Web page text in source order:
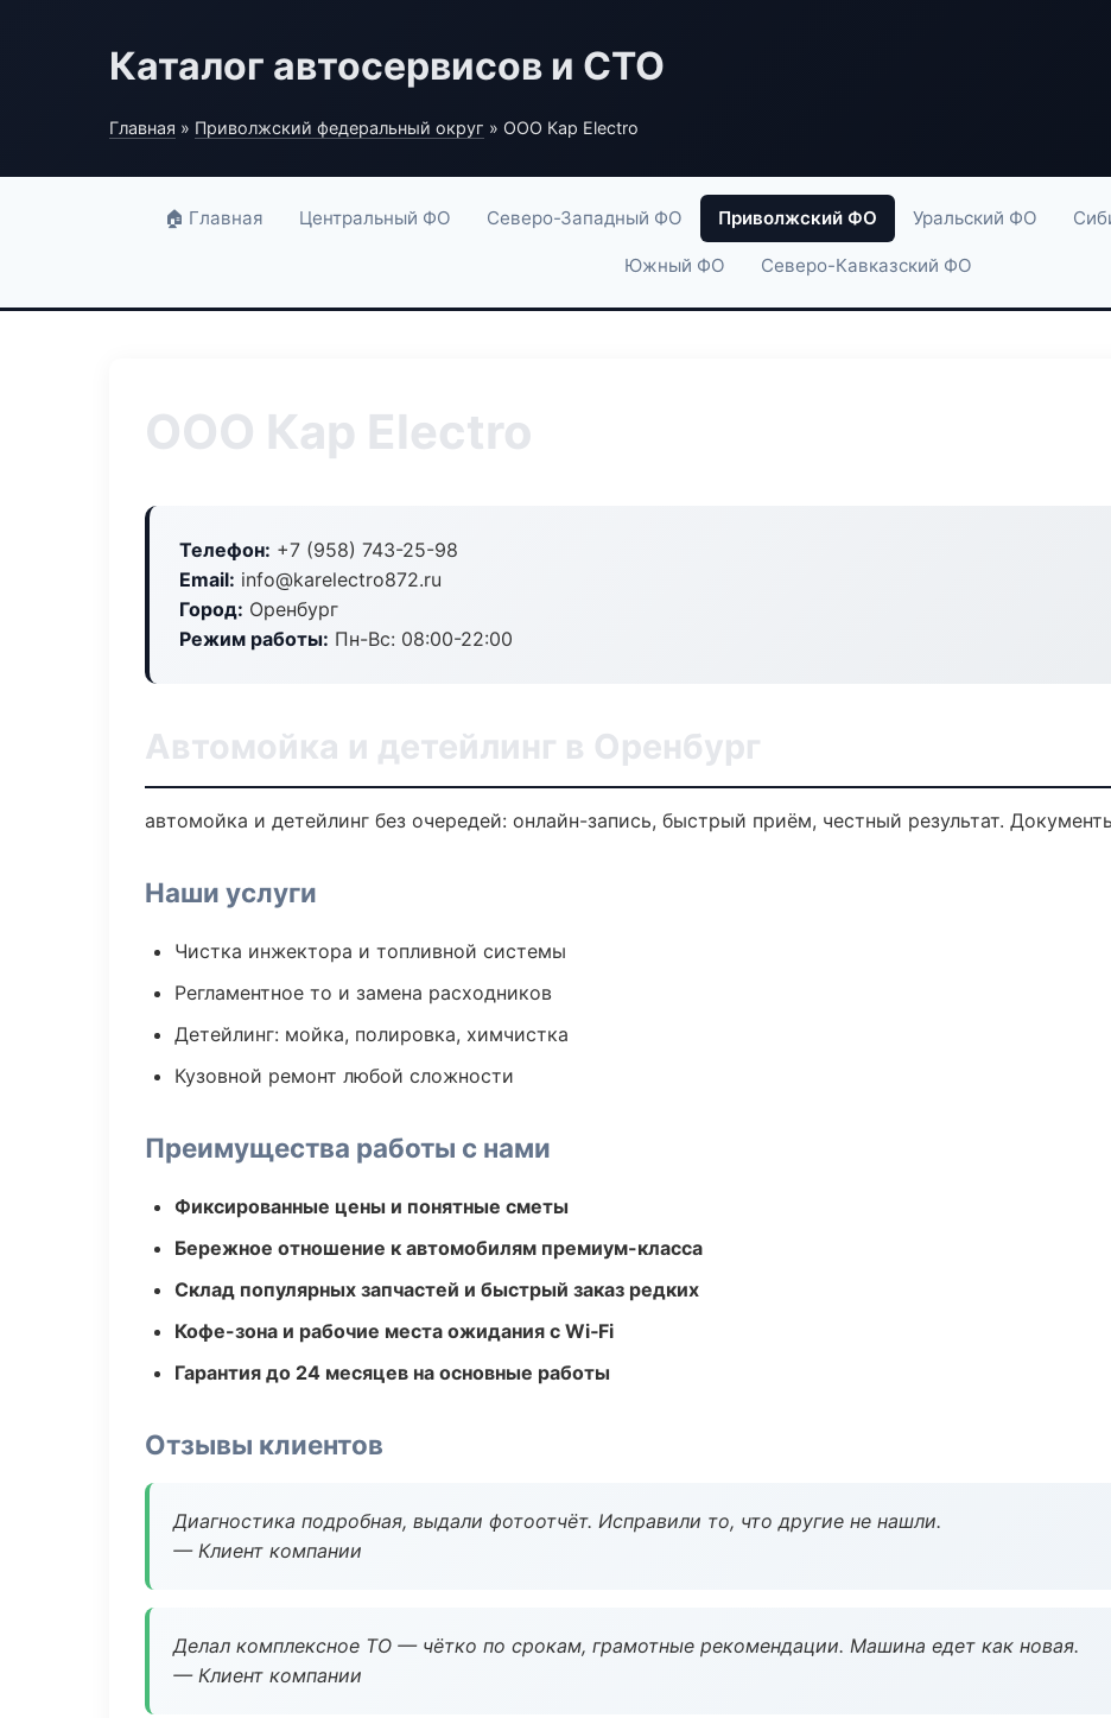
Каталог автосервисов и СТО
Главная » Приволжский федеральный округ » ООО Кар Electro
🏠 Главная Центральный ФО Северо-Западный ФО Приволжский ФО Уральский ФО
Южный ФО Северо-Кавказский ФО
ООО Кар Electro
Телефон: +7 (958) 743-25-98
Email: info@karelectro872.ru
Город: Оренбург
Режим работы: Пн-Вс: 08:00-22:00
Автомойка и детейлинг в Оренбург
автомойка и детейлинг без очередей: онлайн-запись, быстрый приём, честный результат.
Наши услуги
Чистка инжектора и топливной системы
Регламентное то и замена расходников
Детейлинг: мойка, полировка, химчистка
Кузовной ремонт любой сложности
Преимущества работы с нами
Фиксированные цены и понятные сметы
Бережное отношение к автомобилям премиум-класса
Склад популярных запчастей и быстрый заказ редких
Кофе-зона и рабочие места ожидания с Wi‑Fi
Гарантия до 24 месяцев на основные работы
Отзывы клиентов
Диагностика подробная, выдали фотоотчёт. Исправили то, что другие не нашли.
— Клиент компании
Делал комплексное ТО — чётко по срокам, грамотные рекомендации. Машина едет как новая.
— Клиент компании